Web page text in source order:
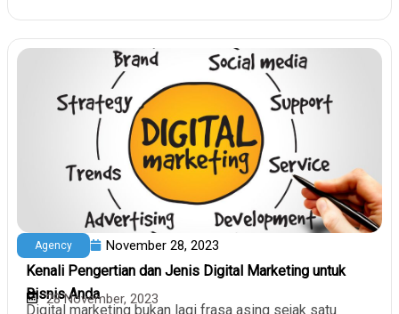
Agency November 28, 2023
Kenali Pengertian dan Jenis Digital Marketing untuk
Bisnis Anda
28 November, 2023
Digital marketing bukan lagi frasa asing sejak satu